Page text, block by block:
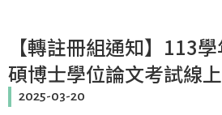
【轉註冊組通知】113
碩博士學位論文考試線
2025-03-20